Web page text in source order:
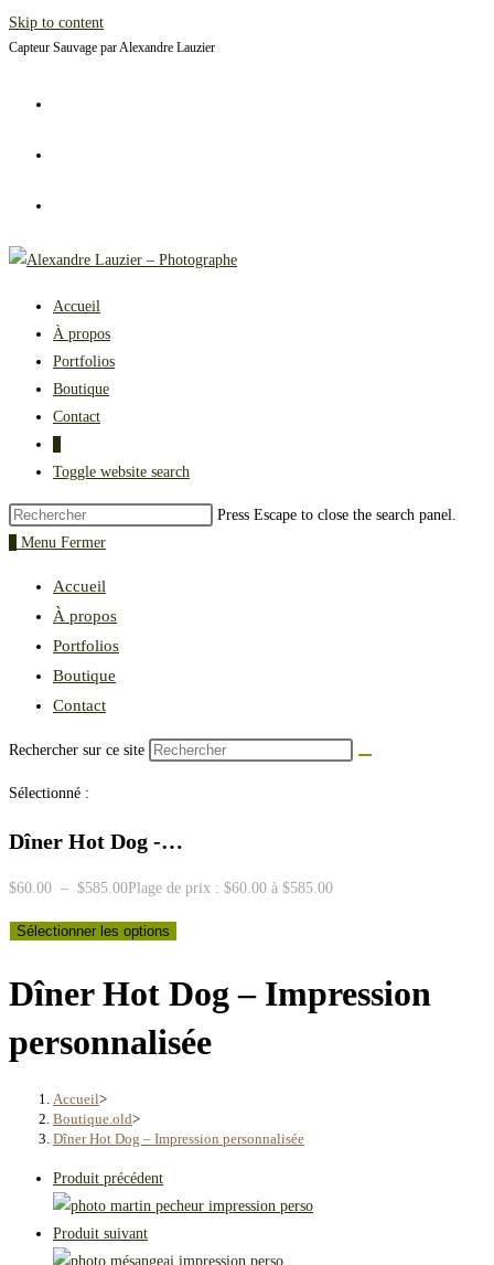
Skip to content
Capteur Sauvage par Alexandre Lauzier
Accueil
À propos
Portfolios
Boutique
Contact
Toggle website search
Press Escape to close the search panel.
Menu Fermer
Accueil
À propos
Portfolios
Boutique
Contact
Rechercher sur ce site
Sélectionné :
Dîner Hot Dog -…
$60.00 – $585.00Plage de prix : $60.00 à $585.00
Sélectionner les options
Dîner Hot Dog – Impression
personnalisée
Accueil>
Boutique.old>
Dîner Hot Dog – Impression personnalisée
Produit précédent
Produit suivant